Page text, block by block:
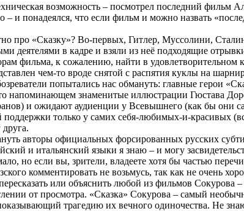
возможность – посмотрел последний фильм
– и понадеялся, что если фильм и можно назвать
про «Сказку»? Во-первых, Гитлер, Муссолини,
деятелями в кадре и взяли из неё подходящие
фильма, к сожалению, найти в удовлетворительном
чем-то вроде снятой с распятия куклы на
попытались нас обмануть: главные герои
напоминающем знаменитые иллюстрации Гюстава
и ожидают аудиенции у Всевышнего (как бы они
только у самих себя-любимых-и-красивых
авторы официальных форсированных русских
и итальянский языки я знаю – и могу
но если вы, зрители, владеете хотя бы частью
комментировать не возьмусь, так как не очень
или объяснить любой из фильмов
от просмотра. «Сказка» Сокурова – самый
трагедию их вечного одиночества. Не